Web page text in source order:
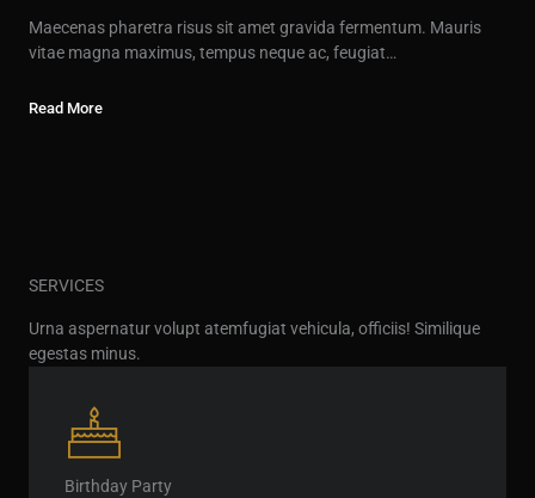
Maecenas pharetra risus sit amet gravida fermentum. Mauris
vitae magna maximus, tempus neque ac, feugiat…
Read More
SERVICES
Urna aspernatur volupt atemfugiat vehicula, officiis! Similique
egestas minus.
Birthday Party